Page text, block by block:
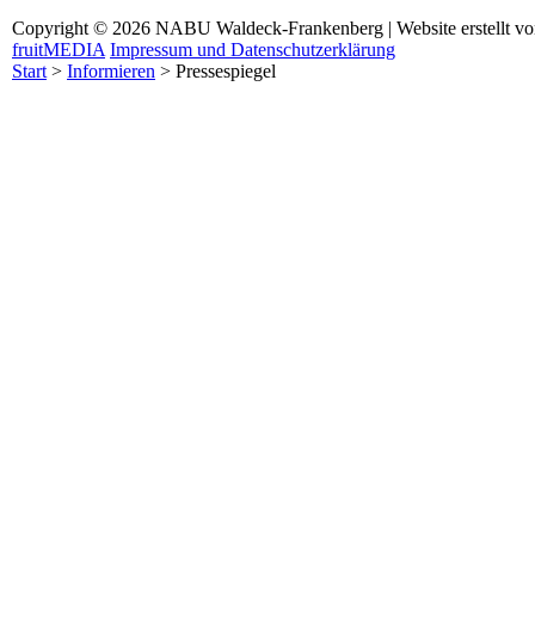
Copyright © 2026 NABU Waldeck-Frankenberg | Website erstellt
fruitMEDIA Impressum und Datenschutzerklärung
Start> Informieren > Pressespiegel